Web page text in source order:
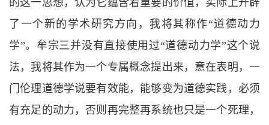
的这一思想，认为它蕴含着重要的价值，实际上开辟
了一个新的学术研究方向，我将其称作“道德动力
学”。牟宗三并没有直接使用过“道德动力学”这个说
法，我将其作为一个专属概念提出来，意在表明，一
门伦理道德学说要有效能，能够变为道德实践，必须
有充足的动力，否则再完整再系统也只是一个死理，